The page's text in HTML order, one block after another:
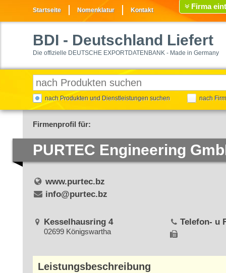
Startseite Nomenklatur Kontakt Firma
BDI - Deutschland Liefert
Die offizielle DEUTSCHE EXPORTDATENBANK - Made in Germany
nach Produkten und Dienstleistungen suchen nach
Firmenprofil für:
PURTEC Engineering
www.purtec.bz
info@purtec.bz
Kesselhausring 4
02699 Königswartha
Telefon- u
Leistungsbeschreibung